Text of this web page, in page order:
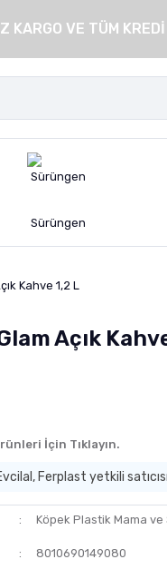
VE TÜM
Sürüngen
Kahve 1,2 L
Açık
İçin Tıklayın.
Ferplast yetkili
Köpek Plastik Mama ve
8010690149080